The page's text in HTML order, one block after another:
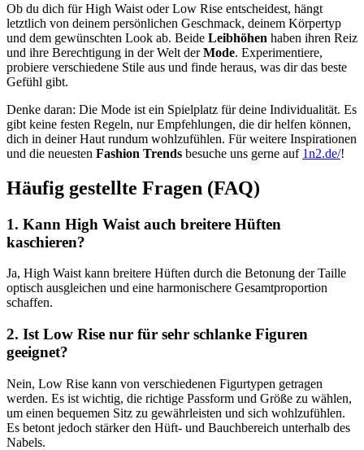
Ob du dich für High Waist oder Low Rise entscheidest, hängt
letztlich von deinem persönlichen Geschmack, deinem Körpertyp
und dem gewünschten Look ab. Beide Leibhöhen haben ihren Reiz
und ihre Berechtigung in der Welt derMode. Experimentiere,
probiere verschiedene Stile aus und finde heraus, was dir das beste
Gefühl gibt.
Denke daran: Die Mode ist ein Spielplatz für deine Individualität. Es
gibt keine festen Regeln, nur Empfehlungen, die dir helfen können,
dich in deiner Haut rundum wohlzufühlen. Für weitere Inspirationen
und die neuesten Fashion Trends besuche uns gerne auf 1n2.de/!
Häufig gestellte Fragen (FAQ)
1. Kann High Waist auch breitere Hüften
kaschieren?
Ja, High Waist kann breitere Hüften durch die Betonung der Taille
optisch ausgleichen und eine harmonischere Gesamtproportion
schaffen.
2. Ist Low Rise nur für sehr schlanke Figuren
geeignet?
Nein, Low Rise kann von verschiedenen Figurtypen getragen
werden. Es ist wichtig, die richtige Passform und Größe zu wählen,
um einen bequemen Sitz zu gewährleisten und sich wohlzufühlen.
Es betont jedoch stärker den Hüft- und Bauchbereich unterhalb des
Nabels.